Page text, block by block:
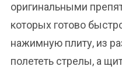
оригинальными
которых готово
нажимную плиту, из
полететь стрелы, а